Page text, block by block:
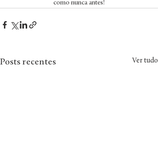
como nunca antes!
Posts recentes Ver tudo